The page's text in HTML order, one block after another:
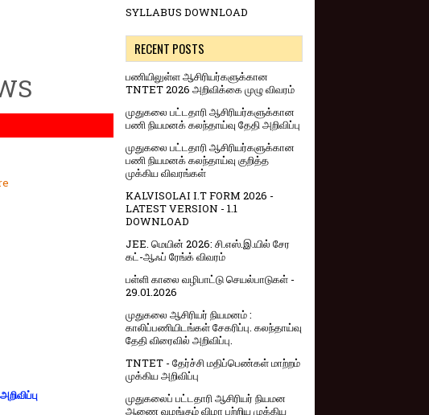
SYLLABUS DOWNLOAD
RECENT POSTS
பணியிலுள்ள ஆசிரியர்களுக்கான
TNTET 2026 அறிவிக்கை முழு விவரம்
முதுகலை பட்டதாரி ஆசிரியர்களுக்கான
பணி நியமனக் கலந்தாய்வு தேதி அறிவிப்பு
முதுகலை பட்டதாரி ஆசிரியர்களுக்கான
பணி நியமனக் கலந்தாய்வு குறித்த
முக்கிய விவரங்கள்
KALVISOLAI I.T FORM 2026 -
LATEST VERSION - 1.1
DOWNLOAD
JEE. மெயின் 2026: சி.எஸ்.இ.யில் சேர
கட்-ஆஃப் ரேங்க் விவரம்
பள்ளி காலை வழிபாட்டு செயல்பாடுகள் -
29.01.2026
முதுகலை ஆசிரியர் நியமனம் :
காலிப்பணியிடங்கள் சேகரிப்பு. கலந்தாய்வு
தேதி விரைவில் அறிவிப்பு.
TNTET - தேர்ச்சி மதிப்பெண்கள் மாற்றம்
முக்கிய அறிவிப்பு
முதுகலைப் பட்டதாரி ஆசிரியர் நியமன
ஆணை வழங்கும் விழா பற்றிய முக்கிய